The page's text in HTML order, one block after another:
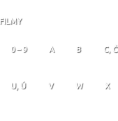
FILMY
0 – 9 A B C, Č
U, Ú V W X